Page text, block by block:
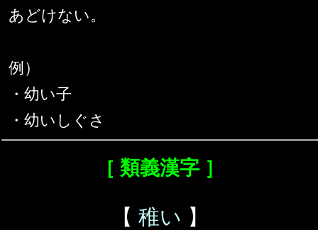
あどけない。
例）
・幼い子
・幼いしぐさ
［ 類義漢字 ］
【 稚い 】